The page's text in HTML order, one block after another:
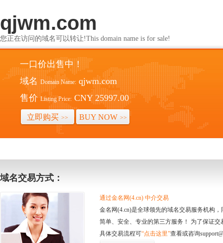
qjwm.com
您正在访问的域名可以转让!This domain name is for sale!
一口价出售中！
域名 Domain Name: qjwm.com
售价 Listing Price: CNY 25997.00
立即购买 >> BUY NOW >>
域名交易方式：
通过金名网(4.cn) 中介交易
金名网(4.cn)是全球领先的域名交易服务机构
简单、安全、专业的第三方服务！ 为了保证
具体交易流程可“点击这里”查看或咨询